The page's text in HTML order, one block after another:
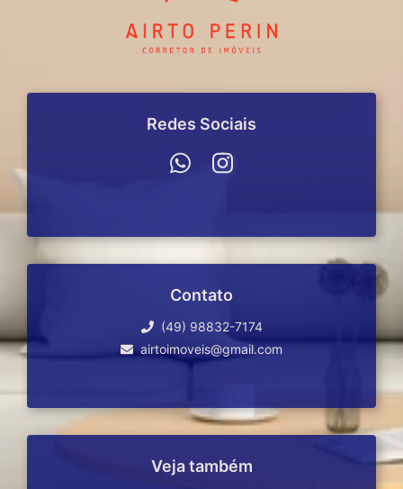
Redes Sociais
Contato
(49) 98832-7174
airtoimoveis@gmail.com
Veja também